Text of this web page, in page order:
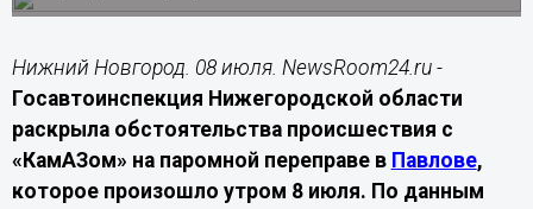
Нижний Новгород. 08 июля. NewsRoom24.ru -
Госавтоинспекция Нижегородской области
раскрыла обстоятельства происшествия с
«КамАЗом» на паромной переправе в Павлове,
которое произошло утром 8 июля. По данным